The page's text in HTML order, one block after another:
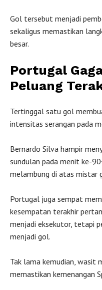
Gol tersebut menjadi
sekaligus memastikan
besar.
Portugal
Peluang
Tertinggal satu gol
intensitas serangan pada
Bernardo Silva hampir
sundulan pada menit ke-
melambung di atas mistar
Portugal juga sempat
kesempatan terakhir
menjadi eksekutor, tetapi
menjadi gol.
Tak lama kemudian, wasit
memastikan kemenangan